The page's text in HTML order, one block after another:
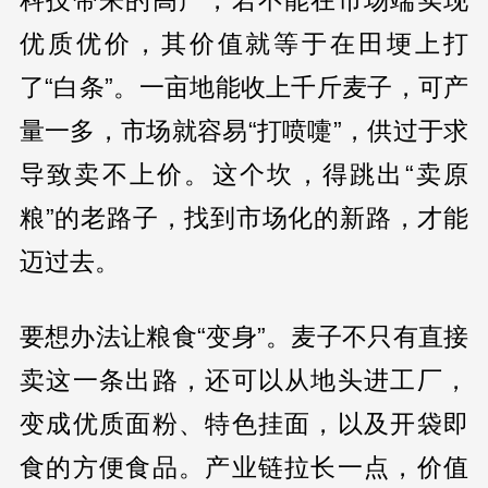
优质优价，其价值就等于在田埂上打
了“白条”。一亩地能收上千斤麦子，可产
量一多，市场就容易“打喷嚏”，供过于求
导致卖不上价。这个坎，得跳出“卖原
粮”的老路子，找到市场化的新路，才能
迈过去。
要想办法让粮食“变身”。麦子不只有直接
卖这一条出路，还可以从地头进工厂，
变成优质面粉、特色挂面，以及开袋即
食的方便食品。产业链拉长一点，价值